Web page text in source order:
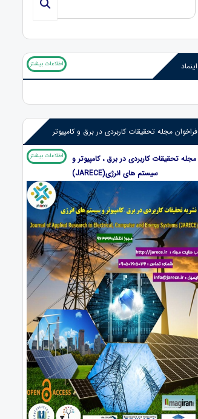
اینماد اطلاعات بیشتر
فراخوان مجله تحقیقات کاربردی در برق و کامپیوتر
اطلاعات بیشتر مجله تحقیقات کاربردی در برق ، کامپیوتر و
سیستم های انرژی(JARECE)